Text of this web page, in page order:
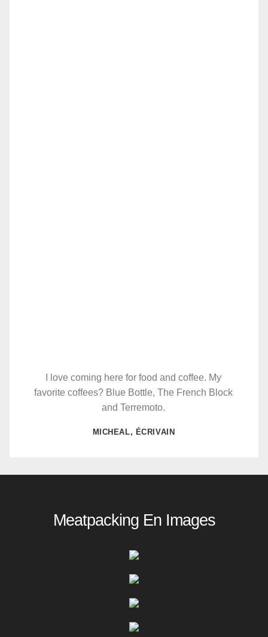
I love coming here for food and coffee. My
favorite coffees? Blue Bottle, The French Block
and Terremoto.
MICHEAL, ÉCRIVAIN
Meatpacking En Images